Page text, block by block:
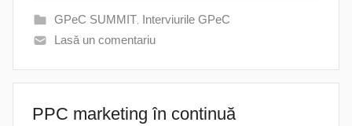
GPeC SUMMIT, Interviurile GPeC
Lasă un comentariu
PPC marketing în continuă